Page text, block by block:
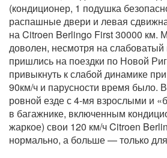
(кондиционер, 1 подушка
распашные двери и левая
на Citroen Berlingo First 30000 км.
доволен, несмотря на
пришлись на поездки по Новой
привыкнуть к слабой динамике
90км/ч и парусности время было.
ровной езде с 4-мя взрослыми и
в багажнике, включенным
жаркое) свои 120 км/ч Citroen
нормально, а больше — только для